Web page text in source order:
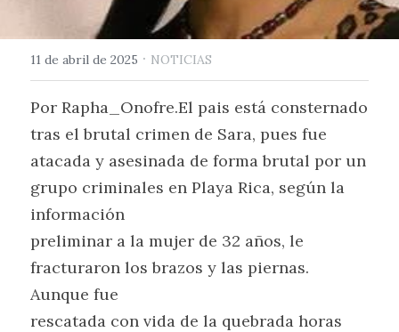
11 de abril de 2025 · NOTICIAS
Por Rapha_Onofre.El pais está consternado
tras el brutal crimen de Sara, pues fue
atacada y asesinada de forma brutal por un
grupo criminales en Playa Rica, según la
información
preliminar a la mujer de 32 años, le
fracturaron los brazos y las piernas.
Aunque fue
rescatada con vida de la quebrada horas